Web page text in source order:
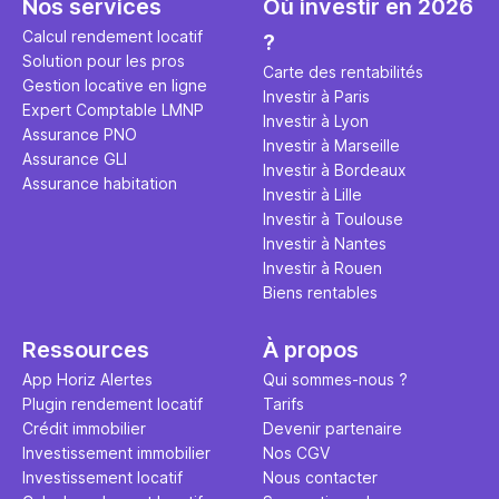
rentabilité.
braqués sur Bordeaux, Lyon ou
Nantes, cache pourtant un
potentiel de rendement que
peu de marchés français
peuvent encore offrir
aujourd'hui.
soit maximal dès le premier jour
de mise en location.
Nos services
Calcul rendement locatif
Solution pour les pros
Gestion locative en ligne
Expert Comptable LMNP
Assurance PNO
Assurance GLI
Assurance habitation
Où investir en 2026
?
Carte des rentabilités
Investir à Paris
Investir à Lyon
Investir à Marseille
Investir à Bordeaux
Investir à Lille
Investir à Toulouse
Investir à Nantes
Investir à Rouen
Biens rentables
Ressources
App Horiz Alertes
Plugin rendement locatif
Crédit immobilier
Investissement immobilier
Investissement locatif
À propos
Qui sommes-nous ?
Tarifs
Devenir partenaire
Nos CGV
Nous contacter